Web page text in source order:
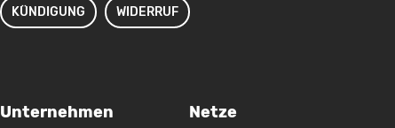
KÜNDIGUNG WIDERRUF
Unternehmen Netze